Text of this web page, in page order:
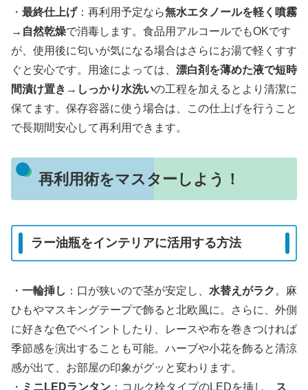
・ 最終仕上げ：再利用予定なら無水エタノールを軽く噴霧
→自然乾燥で消毒します。食品用アルコールでもOKです
が、使用後に匂いが気になる場合はさらにお湯で軽くすす
ぐと安心です。用途によっては、 漂白剤を薄めた液で短時
間漬け置き→しっかり水洗いの工程を加えるとより清潔に
保てます。保存容器に使う場合は、この仕上げを行うこと
で長期間安心して再利用できます。
再利用術をマスターしよう！
ラー油瓶をインテリアに活用する方法
・ 一輪挿し ：口が狭いので茎が安定し、 水替えがラク 。麻
ひもやマスキングテープで飾ると北欧風に。さらに、外側
に好きな色でペイントしたり、レースや布を巻きつければ
季節感を演出することも可能。ハーブや小花を飾ると清涼
感が出て、お部屋の印象がグッと変わります。
・ ミニLEDランタン ：コルク栓タイプのLEDを挿し、
ス